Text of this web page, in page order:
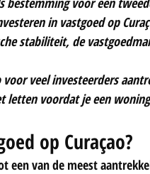
in vastgoed op
stabiliteit, de
veel investeerders
letten voordat je een
op Curaçao?
een van de meest